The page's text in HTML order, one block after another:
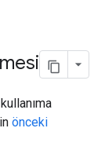
önceki